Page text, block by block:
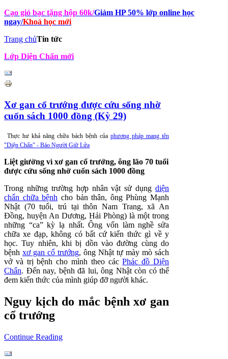
Cạo gió bạc tặng hộp 60k/Giảm HP 50% lớp online học
ngay/Khoá học mới
Trang chủTin tức
Lớp Diện Chẩn mới
Xơ gan cổ trướng được cứu sống nhờ
cuốn sách 1000 đồng (Kỳ 29)
Thực hư khả năng chữa bách bệnh của phương pháp mang tên
"Diện Chẩn" - Báo Người Giữ Lửa
Liệt giường vì xơ gan cổ trướng, ông lão 70 tuổi
được cứu sống nhờ cuốn sách 1000 đồng
Trong những trường hợp nhân vật sử dụng diện
chẩn chữa bệnh cho bản thân, ông Phùng Mạnh
Nhật (70 tuổi, trú tại thôn Nam Trang, xã An
Đồng, huyện An Dương, Hải Phòng) là một trong
những “ca” kỳ lạ nhất. Ông vốn làm nghề sửa
chữa xe đạp, không có bất cứ kiến thức gì về y
học. Tuy nhiên, khi bị dồn vào đường cùng do
bệnh xơ gan cổ trướng, ông Nhật tự mày mò sách
vở và trị bệnh cho mình theo cácPhác đồ Diện
Chẩn. Đến nay, bệnh đã lui, ông Nhật còn có thể
đem kiến thức của mình giúp đỡ người khác.
Nguy kịch do mắc bệnh xơ gan
cổ trướng
Continue Reading